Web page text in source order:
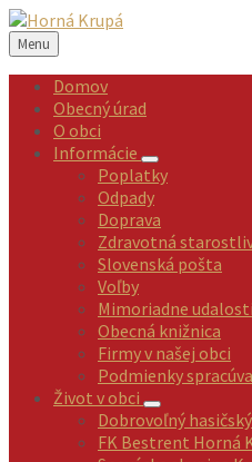
Preskočiť
na
obsah
Preskočiť
na
ľavý
panel
Preskočiť
na
pravý
panel
Preskočiť
na
pätičku
Menu
Domov
Obecný úrad
O obci
Informácie
Poplatky
Odpady
Doprava
Zdravotná
Slovenská pošta
Voľby
Mimoriadne udalosti
Obecná knižnica
Firmy v našej obci
Podmienky
Život v obci
Dobrovoľný
FK Bestrent Horná